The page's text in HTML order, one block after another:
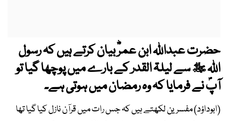
حضرت عبداﷲ ابن عمرؓ بیان کرتے ہیں کہ رسول
اﷲ ﷺ سے لیلۃ القدر کے بارے میں پوچھا گیا تو
آپؐ نے فرمایا کہ وہ رمضان میں ہوتی ہے۔
(ابوداؤد) مفسرین لکھتے ہیں کہ جس رات میں قرآن نازل کیا گیا تھا